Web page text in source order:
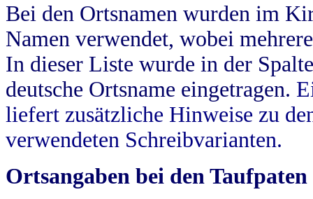
Bei den Ortsnamen wurden im
Namen verwendet, wobei
In dieser Liste wurde in der
deutsche Ortsname eingetragen.
liefert zusätzliche Hinweise zu
verwendeten Schreibvarianten.
Ortsangaben bei den Taufpaten